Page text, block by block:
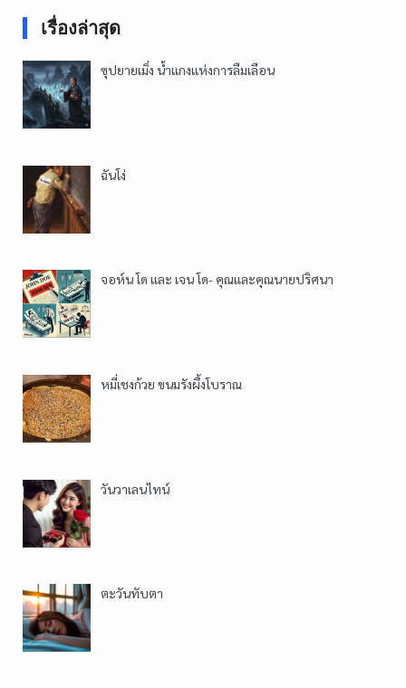
เรื่องล่าสุด
ซุปยายเมิ่ง น้ำแกงแห่งการลืมเลือน
ฉันโง่
จอห์น โด และ เจน โด- คุณและคุณนายปริศนา
หมี่เชงก้วย ขนมรังผึ้งโบราณ
วันวาเลนไทน์
ตะวันทับตา